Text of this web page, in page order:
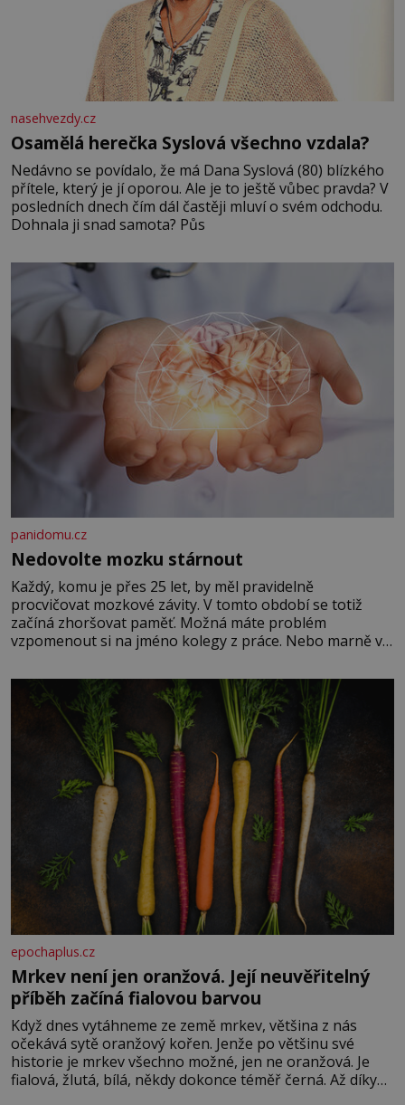
nasehvezdy.cz
Osamělá herečka Syslová všechno vzdala?
Nedávno se povídalo, že má Dana Syslová (80) blízkého
přítele, který je jí oporou. Ale je to ještě vůbec pravda? V
posledních dnech čím dál častěji mluví o svém odchodu.
Dohnala ji snad samota? Půs
panidomu.cz
Nedovolte mozku stárnout
Každý, komu je přes 25 let, by měl pravidelně
procvičovat mozkové závity. V tomto období se totiž
začíná zhoršovat paměť. Možná máte problém
vzpomenout si na jméno kolegy z práce. Nebo marně v
Je to opravdu tak, s věkem jako kdyby se paměť
rozhodla stávkovat. Cvičte
epochaplus.cz
Mrkev není jen oranžová. Její neuvěřitelný
příběh začíná fialovou barvou
Když dnes vytáhneme ze země mrkev, většina z nás
očekává sytě oranžový kořen. Jenže po většinu své
historie je mrkev všechno možné, jen ne oranžová. Je
fialová, žlutá, bílá, někdy dokonce téměř černá. Až díky